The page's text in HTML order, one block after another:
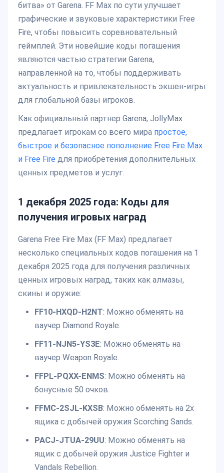
битва» от Garena. FF Max по сути улучшает
графические и звуковые характеристики Free
Fire, чтобы повысить соревновательный
геймплей. Эти новейшие коды погашения
являются частью стратегии Garena,
направленной на то, чтобы поддерживать
актуальность и привлекательность экшен-игры
для глобальной базы игроков.
Как официальный партнер Garena, JollyMax
предлагает игрокам со всего мира простое,
быстрое и безопасное пополнение Free Fire Max
и Free Fire для приобретения дополнительных
ценных предметов и услуг.
1 декабря 2025 года: Коды для
получения игровых наград
Garena Free Fire Max (FF Max) предлагает
несколько специальных кодов погашения на 1
декабря 2025 года для получения различных
ценных игровых наград, таких как алмазы,
скины и оружие:
FF10-HXQD-H2NT: Можно обменять на
ваучер Diamond Royale.
FF11-NJN5-YS3E: Можно обменять на
ваучер Weapon Royale.
FFPL-PQXX-ENMS: Можно обменять на
бонусные 50 очков.
FFMC-2SJL-KXSB: Можно обменять на 2x
ящика с добычей оружия Scorching Sands.
PACJ-JTUA-29UU: Можно обменять на
ящик с добычей оружия Justice Fighter и
Vandals Rebellion.